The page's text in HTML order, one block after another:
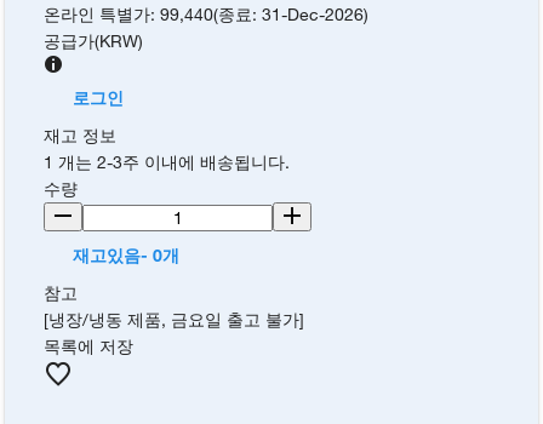
온라인 특별가:99,440(종료:31-Dec-2026)
공급가(KRW)
로그인
재고 정보
1 개는 2-3주 이내에 배송됩니다.
수량
재고있음- 0개
참고
[냉장/냉동 제품, 금요일 출고 불가]
목록에 저장